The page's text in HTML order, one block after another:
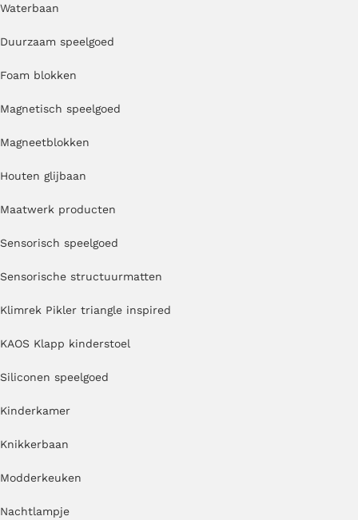
Waterbaan
Duurzaam speelgoed
Foam blokken
Magnetisch speelgoed
Magneetblokken
Houten glijbaan
Maatwerk producten
Sensorisch speelgoed
Sensorische structuurmatten
Klimrek Pikler triangle inspired
KAOS Klapp kinderstoel
Siliconen speelgoed
Kinderkamer
Knikkerbaan
Modderkeuken
Nachtlampje